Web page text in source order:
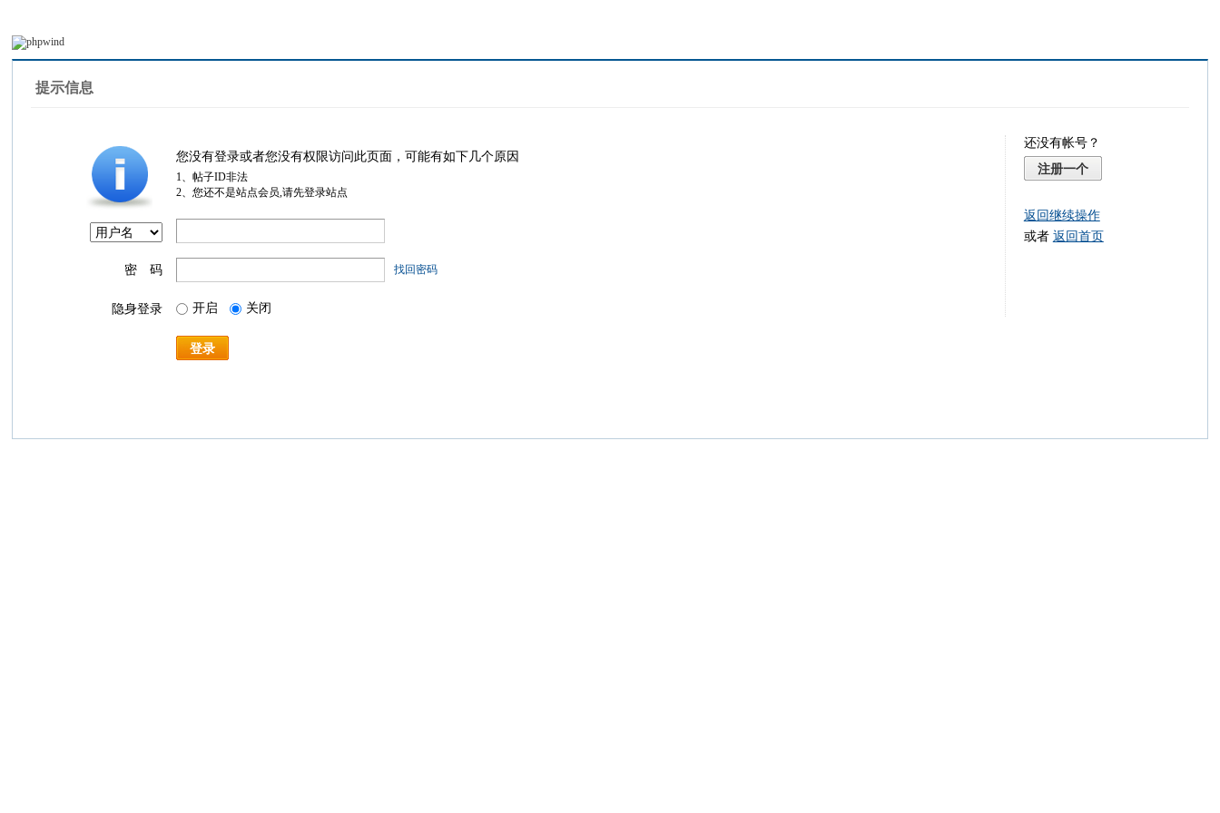
提示信息
您没有登录或者您没有权限访问此页面，可能有如下几个原因
1、帖子ID非法
2、您还不是站点会员,请先登录站点
密 码 找回密码
隐身登录 开启 关闭
登录
还没有帐号？
注册一个
返回继续操作
或者 返回首页